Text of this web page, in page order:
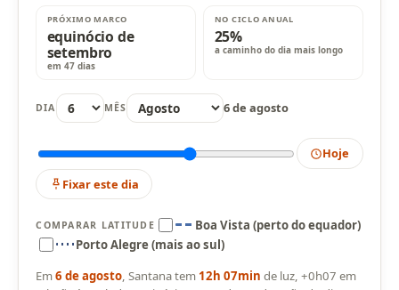
PRÓXIMO MARCO
equinócio de
setembro
em 47 dias
NO CICLO ANUAL
25%
a caminho do dia mais longo
DIA MÊS 6 de agosto
Hoje
Fixar este dia
COMPARAR LATITUDE
Boa Vista (perto do equador)
Porto Alegre (mais ao sul)
Em6 de agosto, Santana tem 12h 07min de luz, +0h07 em